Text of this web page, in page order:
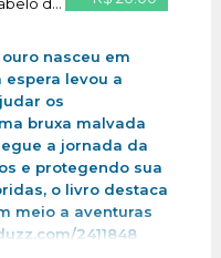
nasceu em
espera levou a
os
bruxa malvada
a jornada da
e protegendo sua
o livro destaca
meio a aventuras
2411848